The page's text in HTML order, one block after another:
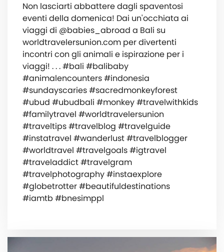
Non lasciarti abbattere dagli spaventosi
eventi della domenica! Dai un'occhiata ai
viaggi di @babies_abroad a Bali su
worldtravelersunion.com per divertenti
incontri con gli animali e ispirazione per i
viaggi! . . . #bali #balibaby
#animalencounters #indonesia
#sundayscaries #sacredmonkeyforest
#ubud #ubudbali #monkey #travelwithkids
#familytravel #worldtravelersunion
#traveltips #travelblog #travelguide
#instatravel #wanderlust #travelblogger
#worldtravel #travelgoals #igtravel
#traveladdict #travelgram
#travelphotography #instaexplore
#globetrotter #beautifuldestinations
#iamtb #bnesimppl